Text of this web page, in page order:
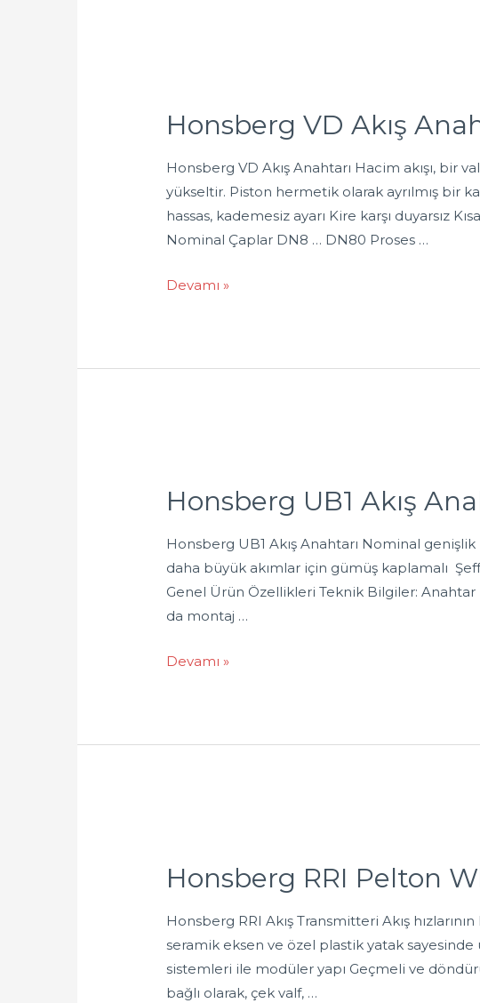
Honsberg VD Akış
Honsberg VD Akış Anahtarı Hacim akışı, bir
yükseltir. Piston hermetik olarak ayrılmış bir
hassas, kademesiz ayarı Kire karşı duyarsız
Nominal Çaplar DN8 … DN80 Proses …
Devamı »
Honsberg UB1 Akış
Honsberg UB1 Akış Anahtarı Nominal
daha büyük akımlar için gümüş kaplamalı
Genel Ürün Özellikleri Teknik Bilgiler: Anahtar
da montaj …
Devamı »
Honsberg RRI Pelton
Honsberg RRI Akış Transmitteri Akış
seramik eksen ve özel plastik yatak sayesinde
sistemleri ile modüler yapı Geçmeli ve
bağlı olarak, çek valf, …